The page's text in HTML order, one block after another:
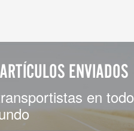
ENVIADOS
en todo